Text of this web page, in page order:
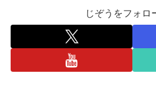
じぞうをフォロ